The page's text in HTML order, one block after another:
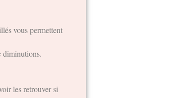
vous permettent
diminutions.
les retrouver si